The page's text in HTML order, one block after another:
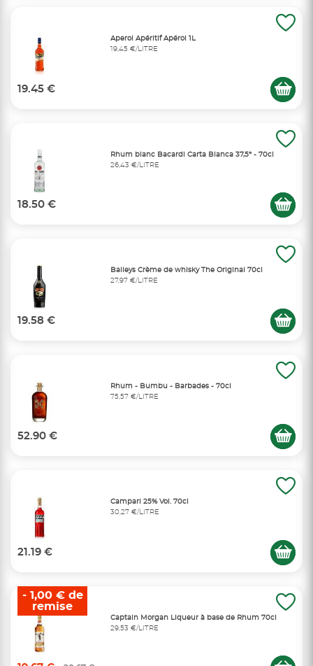
Aperol Apéritif Apérol 1L
19,45 €/LITRE
19.45 €
Rhum blanc Bacardi Carta Blanca 37,5° - 70cl
26,43 €/LITRE
18.50 €
Baileys Crème de whisky The Original 70cl
27,97 €/LITRE
19.58 €
Rhum - Bumbu - Barbades - 70cl
75,57 €/LITRE
52.90 €
Campari 25% Vol. 70cl
30,27 €/LITRE
21.19 €
Captain Morgan Liqueur à base de Rhum 70cl
29,53 €/LITRE
- 1,00 € de
remise